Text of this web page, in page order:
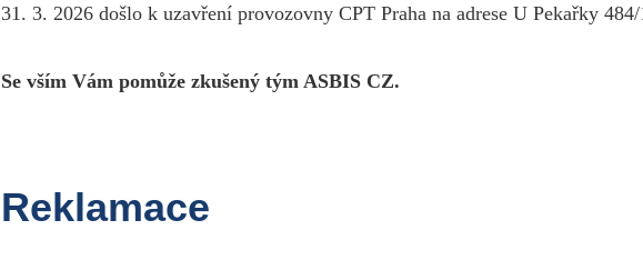
31. 3. 2026 došlo k uzavření provozovny CPT Praha na adrese U Pekařky
Se vším Vám pomůže zkušený tým ASBIS CZ.
Reklamace